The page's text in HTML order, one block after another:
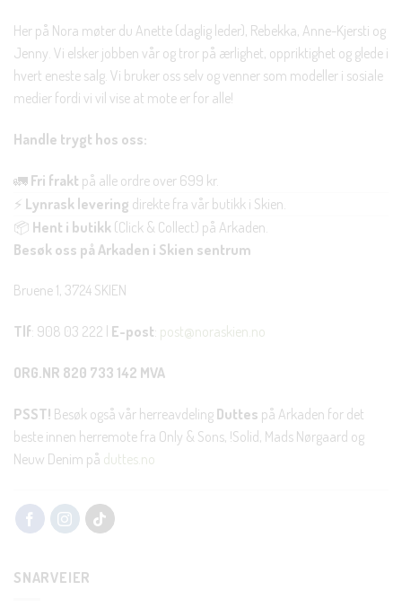
Her på Nora møter du Anette (daglig leder), Rebekka, Anne-Kjersti og
Jenny. Vi elsker jobben vår og tror på ærlighet, oppriktighet og glede i
hvert eneste salg. Vi bruker oss selv og venner som modeller i sosiale
medier fordi vi vil vise at mote er for alle!
Handle trygt hos oss:
🚛 Fri frakt på alle ordre over 699 kr.
⚡ Lynrask levering direkte fra vår butikk i Skien.
📦 Hent i butikk (Click & Collect) på Arkaden.
Besøk oss på Arkaden i Skien sentrum
Bruene 1, 3724 SKIEN
Tlf: 908 03 222 | E-post: post@noraskien.no
ORG.NR 820 733 142 MVA
PSST! Besøk også vår herreavdeling Duttes på Arkaden for det
beste innen herremote fra Only & Sons, !Solid, Mads Nørgaard og
Neuw Denim på duttes.no
SNARVEIER